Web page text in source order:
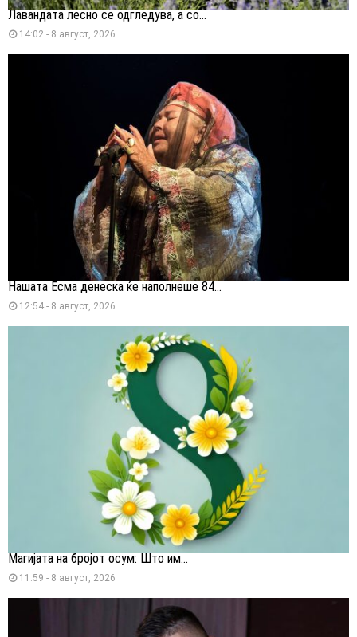
Лавандата лесно се одгледува, а со...
14:02 - 8 август, 2026
Нашата Есма денеска ќе наполнеше 84...
12:54 - 8 август, 2026
Магијата на бројот осум: Што им...
11:59 - 8 август, 2026